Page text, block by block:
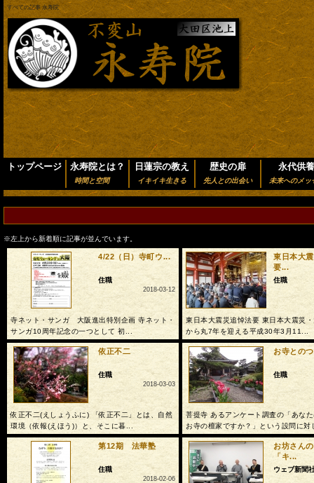
すべての記事 永寿院
トップページ 永寿院とは？
時間と空間
日蓮宗の教え
イキイキ生きる
歴史の扉
先人との出会い
永代供
未来へのメッ
※左上から新着順に記事が並んでいます。
4/22（日）寺町ウ...
住職
2018-03-12
寺ネット・サンガ 大阪進出特別企画 寺ネット・
サンガ10周年記念の一つとして 初...
東日本大
要...
住職
東日本大震災追悼法要 東日本大震災
から丸7年を迎える平成30年3月11...
依正不二
住職
2018-03-03
依正不二(えしょうふに) 「依正不二」とは、自然
環境（依報(えほう)）と、そこに暮...
お寺との
住職
菩提寺 あるアンケート調査の「あな
お寺の檀家ですか？」という設問に対
第12期 法華塾
住職
2018-02-06
お坊さん
「キ...
ウェブ新聞